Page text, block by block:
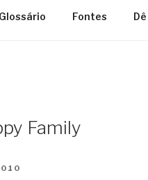
Glossário Fontes
Family